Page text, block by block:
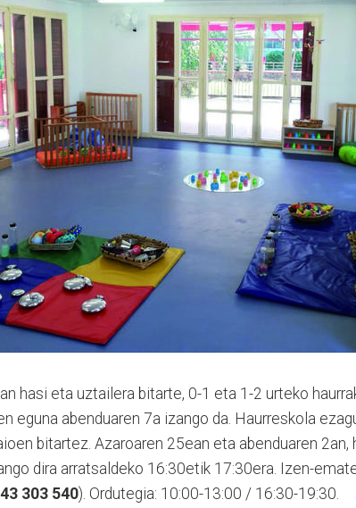
hasi eta uztailera bitarte, 0-1 eta 1-2 urteko
eguna abenduaren 7a izango da. Haurreskola
bitartez. Azaroaren 25ean eta abenduaren 2an,
dira arratsaldeko 16:30etik 17:30era. Izen-
303 540). Ordutegia: 10:00-13:00 / 16:30-19:30.